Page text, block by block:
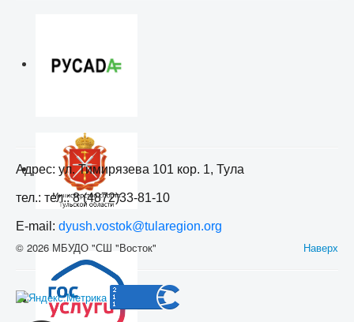
Адрес: ул. Тимирязева 101 кор. 1, Тула
тел.: тел.: 8 (4872)33-81-10
E-mail: dyush.vostok@tularegion.org
Наверх
© 2026 МБУДО "СШ "Восток"